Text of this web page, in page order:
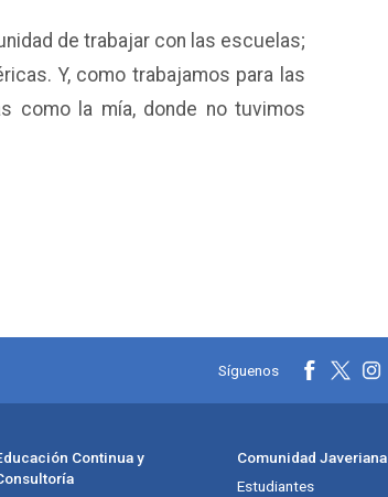
de trabajar con las escuelas;
Y, como trabajamos para las
como la mía, donde no tuvimos
Síguenos
Continua y
Comunidad Javeriana
Estudiantes